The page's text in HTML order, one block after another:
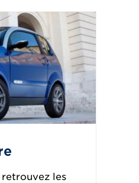
retrouvez les